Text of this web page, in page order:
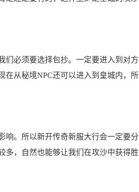
必须要选择包抄。一定要进入到对方
在从秘境NPC还可以进入到皇城内，所
。所以新开传奇新服大行会一定要分
多，自然也能够让我们在攻沙中获得胜